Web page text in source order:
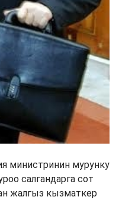
министринин мурунку
салгандарга сот
жалгыз кызматкер